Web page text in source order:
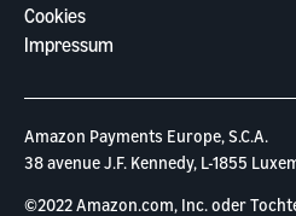
Cookies
Impressum
Amazon Payments Europe, S.C.A.
38 avenue J.F. Kennedy, L-1855
©2022 Amazon.com, Inc. oder